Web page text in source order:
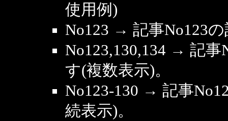
使用例)
No123 → 記事No123
No123,130,134 → 記
す(複数表示)。
No123-130 → 記事
続表示)。